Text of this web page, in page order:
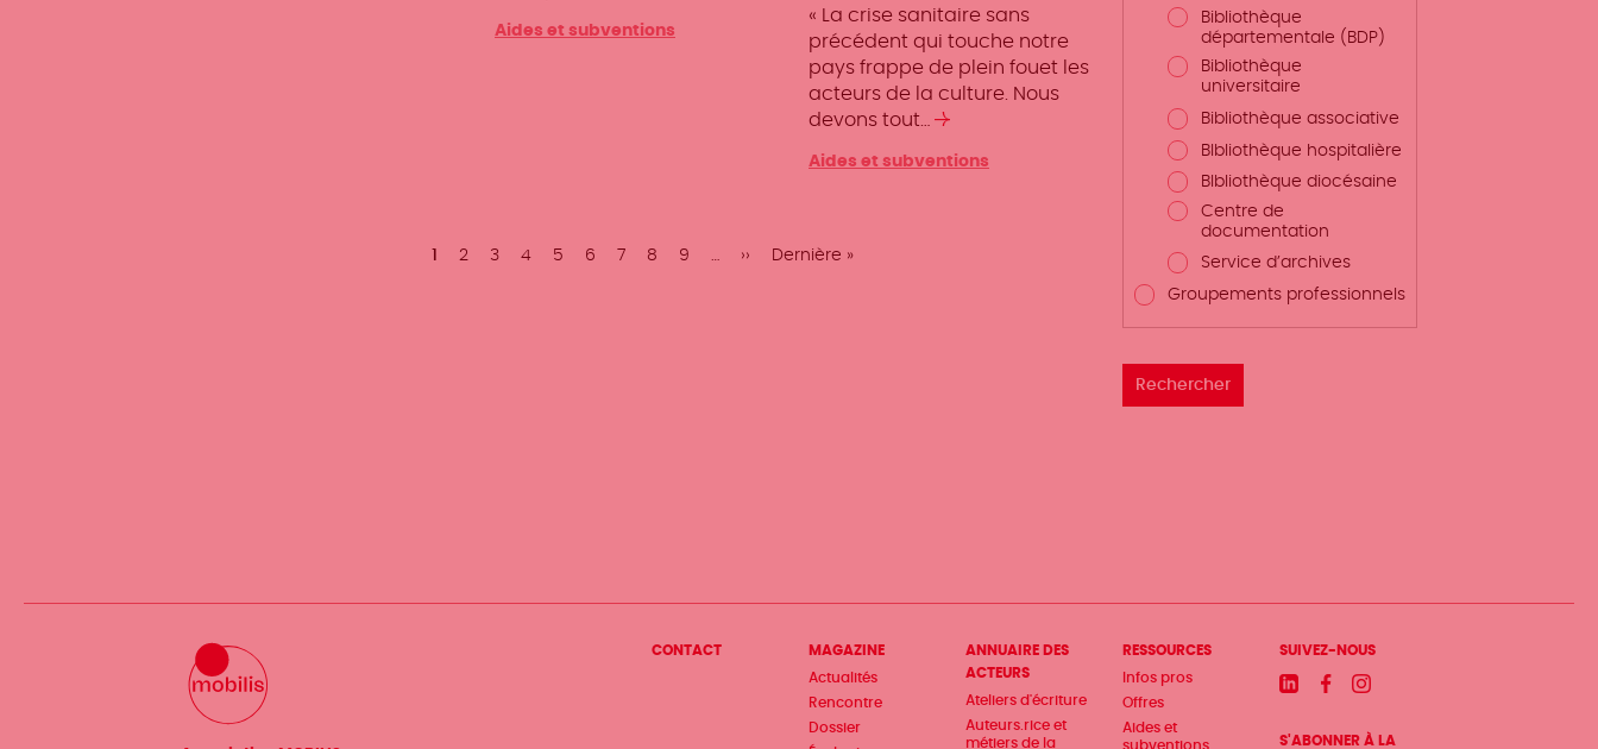
Bibliothèque
départementale (BDP)
Bibliothèque
universitaire
Bibliothèque associative
BIbliothèque hospitalière
BIbliothèque diocésaine
Centre de
documentation
Service d’archives
Groupements professionnels
suite
Aides et subventions
« La crise sanitaire sans
précédent qui touche notre
pays frappe de plein fouet les
acteurs de la culture. Nous
devons tout…
suite
Aides et subventions
Page
1 Page
2 Page
3 Page
4 Page
5 Page
6 Page
7 Page
8 Page
9 …
Page
››
Dernière
Dernière »
Menu
CONTACT
MAGAZINE
Actualités
Rencontre
Dossier
ANNUAIRE DES
ACTEURS
Ateliers d'écriture
Auteurs.rice et
métiers de la
RESSOURCES
Infos pros
Offres
Aides et
subventions
SUIVEZ-NOUS
LinkedinFacebookInstagram
S'ABONNER À LA